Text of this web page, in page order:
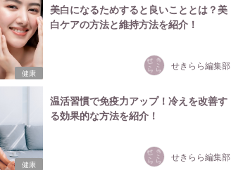
健康
美白になるためすると良いこととは？美
白ケアの方法と維持方法を紹介！
せきらら編集部
健康
温活習慣で免疫力アップ！冷えを改善す
る効果的な方法を紹介！
せきらら編集部